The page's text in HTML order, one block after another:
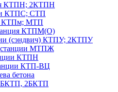
КТПН; 2КТПН
КТПС; СТП
КТПм; МТП
КТПМ(О)
(сэндвич) КТПУ; 2КТПУ
МТПЖ
КТПН
КТП-ВЦ
бетона
БКТП, 2БКТП